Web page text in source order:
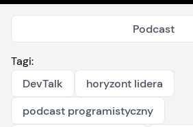
Podcast
Tagi:
DevTalk
horyzont lidera
podcast programistyczny